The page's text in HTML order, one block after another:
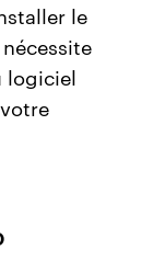
le
logiciel